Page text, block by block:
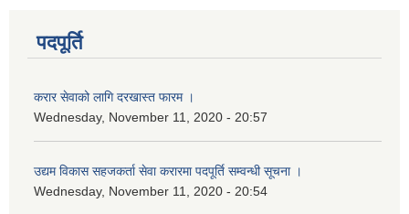
पदपूर्ति
करार सेवाको लागि दरखास्त फारम ।
Wednesday, November 11, 2020 - 20:57
उद्यम विकास सहजकर्ता सेवा करारमा पदपूर्ति सम्वन्धी सूचना ।
Wednesday, November 11, 2020 - 20:54